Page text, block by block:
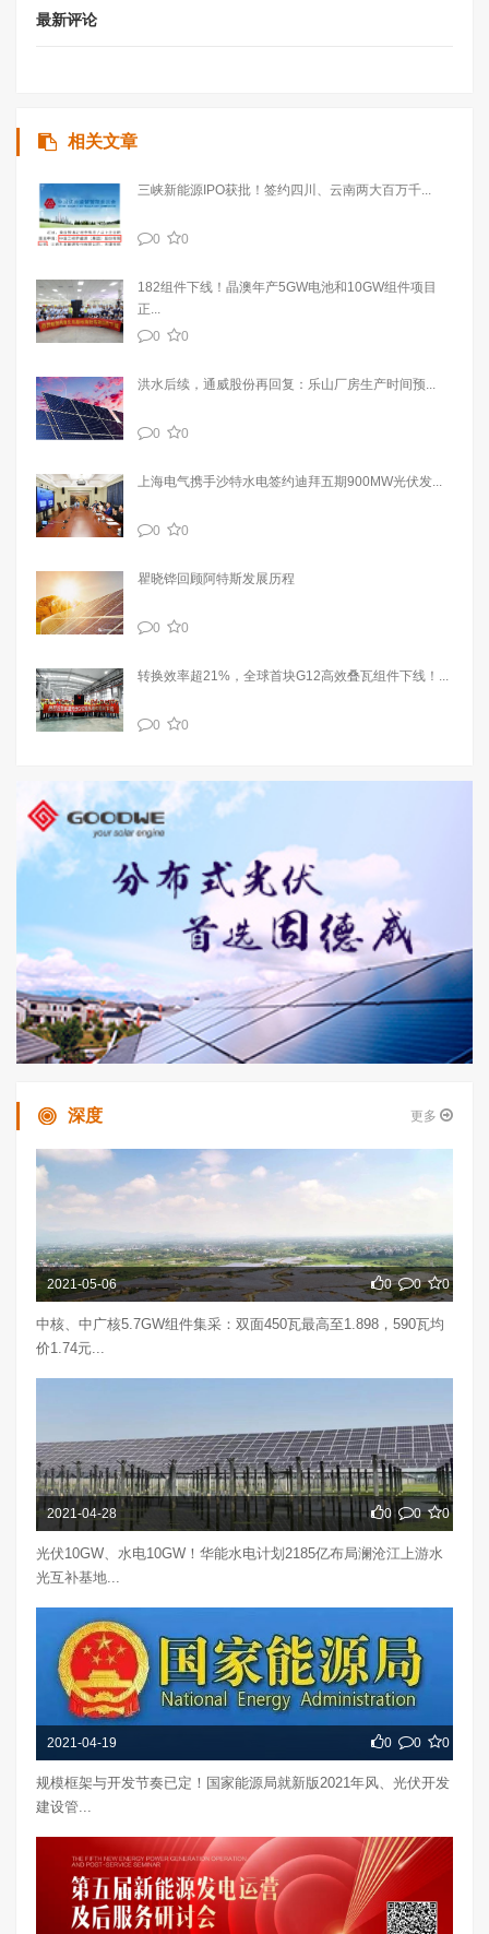
最新评论
相关文章
三峡新能源IPO获批！签约四川、云南两大百万千...
0 0
182组件下线！晶澳年产5GW电池和10GW组件项目
正...
0
0
洪水后续，通威股份再回复：乐山厂房生产时间预...
0 0
上海电气携手沙特水电签约迪拜五期900MW光伏发...
0 0
瞿晓铧回顾阿特斯发展历程
0 0
转换效率超21%，全球首块G12高效叠瓦组件下线！...
0 0
深度 更多
2021-05-06 0 0 0
中核、中广核5.7GW组件集采：双面450瓦最高至1.898，590瓦均
价1.74元...
2021-04-28 0 0 0
光伏10GW、水电10GW！华能水电计划2185亿布局澜沧江上游水
光互补基地...
2021-04-19 0 0 0
规模框架与开发节奏已定！国家能源局就新版2021年风、光伏开发
建设管...